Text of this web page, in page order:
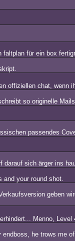
faltplan für ein box
offiziellen chat, wenn
so originelle
passendes
darauf sich ärger ins
and your round shot.
geben
Menno, Level
he trows